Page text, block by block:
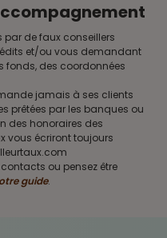
par de faux conseillers
et/ou vous demandant
fonds, des coordonnées
jamais à ses clients
prêtées par les banques ou
des honoraires des
vous écriront toujours
ou pensez être
guide.